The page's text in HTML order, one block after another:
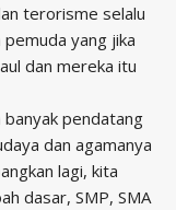
terorisme selalu
yang jika
dan mereka itu
banyak pendatang
dan agamanya
lagi, kita
dasar, SMP, SMA